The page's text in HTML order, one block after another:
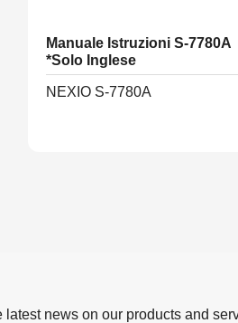
Manuale Istruzioni S-7780A
*Solo Inglese
NEXIO S-7780A
news on our products and